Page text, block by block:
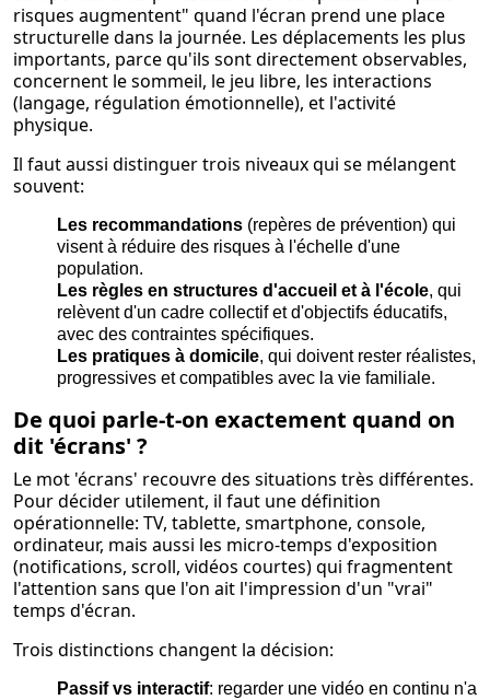
risques augmentent" quand l'écran prend une place
structurelle dans la journée. Les déplacements les plus
importants, parce qu'ils sont directement observables,
concernent le sommeil, le jeu libre, les interactions
(langage, régulation émotionnelle), et l'activité
physique.
Il faut aussi distinguer trois niveaux qui se mélangent
souvent:
Les recommandations (repères de prévention) qui
visent à réduire des risques à l'échelle d'une
population.
Les règles en structures d'accueil et à l'école, qui
relèvent d'un cadre collectif et d'objectifs éducatifs,
avec des contraintes spécifiques.
Les pratiques à domicile, qui doivent rester réalistes,
progressives et compatibles avec la vie familiale.
De quoi parle-t-on exactement quand on
dit 'écrans' ?
Le mot 'écrans' recouvre des situations très différentes.
Pour décider utilement, il faut une définition
opérationnelle: TV, tablette, smartphone, console,
ordinateur, mais aussi les micro-temps d'exposition
(notifications, scroll, vidéos courtes) qui fragmentent
l'attention sans que l'on ait l'impression d'un "vrai"
temps d'écran.
Trois distinctions changent la décision:
Passif vs interactif: regarder une vidéo en continu n'a